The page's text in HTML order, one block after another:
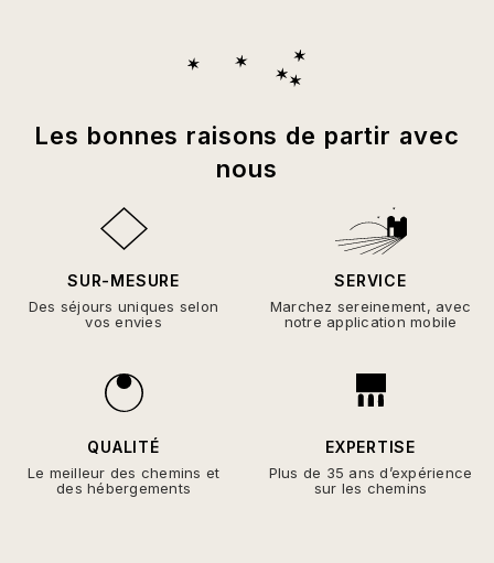
Les bonnes raisons de partir avec
nous
SUR-MESURE
Des séjours uniques selon
vos envies
SERVICE
Marchez sereinement, avec
notre application mobile
QUALITÉ
Le meilleur des chemins et
des hébergements
EXPERTISE
Plus de 35 ans d’expérience
sur les chemins